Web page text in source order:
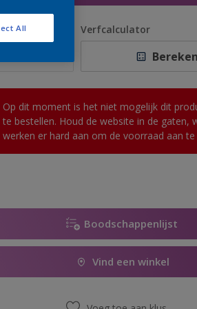
Verfcalculator
Bereken
Op dit moment is het niet mogelijk dit
te bestellen. Houd de website in de gaten,
werken er hard aan om de voorraad aan te
Boodschappenlijst
Vind een winkel
All